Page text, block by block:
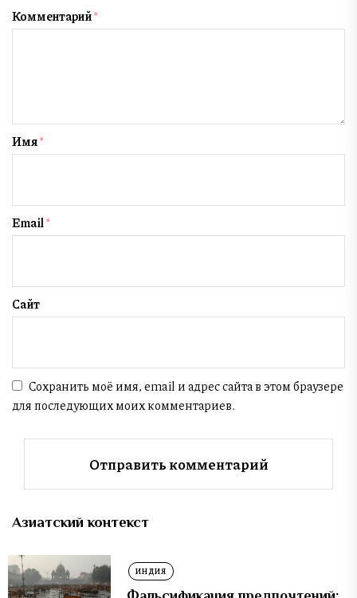
Комментарий*
Имя*
Email*
Сайт
Сохранить моё имя, email и адрес сайта в этом браузере
для последующих моих комментариев.
Азиатский контекст
ИНДИЯ